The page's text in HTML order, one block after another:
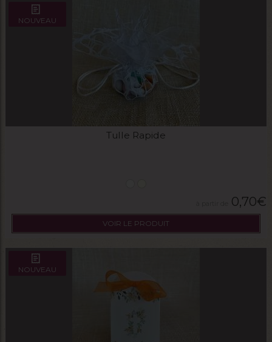
NOUVEAU
Tulle Rapide
0,70€
VOIR LE PRODUIT
NOUVEAU